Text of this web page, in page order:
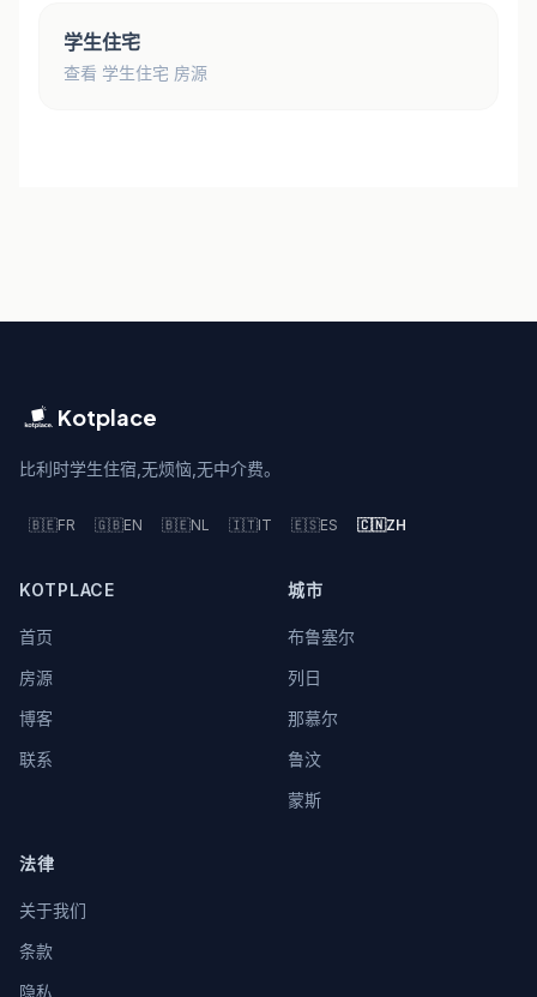
学生住宅
查看 学生住宅 房源
Kotplace
比利时学生住宿,无烦恼,无中介费。
🇧🇪FR 🇬🇧EN 🇧🇪NL 🇮🇹IT 🇪🇸ES 🇨🇳ZH
KOTPLACE
首页
房源
博客
联系
城市
布鲁塞尔
列日
那慕尔
鲁汶
蒙斯
法律
关于我们
条款
隐私